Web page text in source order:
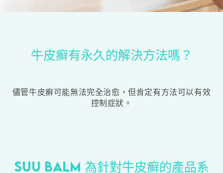
牛皮癬有永久的解決方法嗎？
儘管牛皮癬可能無法完全治愈，但肯定有方法可以有效
控制症狀。
Suu Balm 為針對牛皮癬的產品系